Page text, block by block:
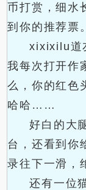
币打赏，细水
到你的推荐票。
xixixilu道
我每次打开作
么，你的红色
哈哈……
好白的大
台，还看到你
录往下一滑，
还有一位